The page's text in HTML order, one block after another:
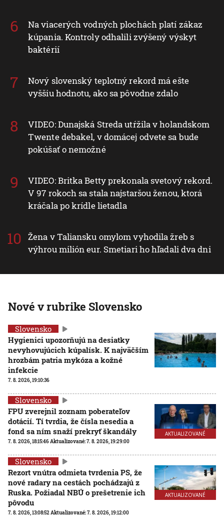
Na viacerých vodných plochách platí zákaz
kúpania. Kontroly odhalili zvýšený výskyt
baktérií
Nový slovenský teplotný rekord má ešte
vyššiu hodnotu, ako sa pôvodne zdalo
VIDEO: Dunajská Streda utŕžila v holandskom
Twente debakel, v domácej odvete sa bude
pokúšať o nemožné
VIDEO: Britka Betty prekonala svetový rekord.
V 97 rokoch sa stala najstaršou ženou, ktorá
kráčala po krídle lietadla
Žena v Taliansku omylom vyhodila žreb s
výhrou milión eur. Smetiari ho hľadali dva dni
Nové v rubrike Slovensko
Slovensko
Hygienici upozorňujú na desiatky
nevyhovujúcich kúpalísk. K najväčším
hrozbám patria mykóza a kožné
infekcie
7. 8. 2026, 19:10:36
AKTUALIZOVANÉ
Slovensko
FPU zverejnil zoznam poberateľov
dotácií. Tí tvrdia, že čísla nesedia a
fond sa ním snaží prekryť škandály
7. 8. 2026, 18:15:46Aktualizované:7. 8. 2026, 19:29:00
AKTUALIZOVANÉ
Slovensko
Rezort vnútra odmieta tvrdenia PS, že
nové radary na cestách pochádzajú z
Ruska. Požiadal NBÚ o prešetrenie ich
pôvodu
7. 8. 2026, 13:08:52Aktualizované:7. 8. 2026, 19:12:00